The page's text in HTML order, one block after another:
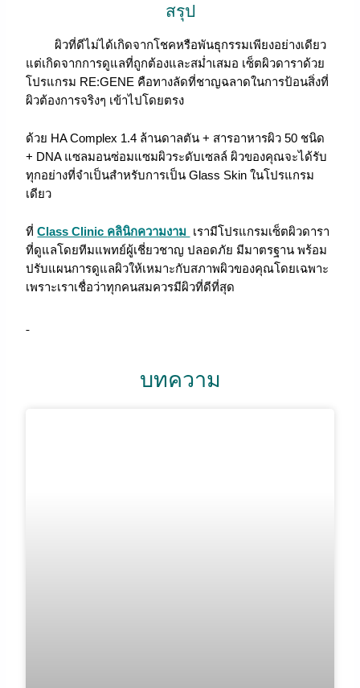
สรุป
ผิวที่ดีไม่ได้เกิดจากโชคหรือพันธุกรรมเพียงอย่างเดียว
แต่เกิดจากการดูแลที่ถูกต้องและสม่ำเสมอ เซ็ตผิวดาราด้วย
โปรแกรม RE:GENE คือทางลัดที่ชาญฉลาดในการป้อนสิ่งที่
ผิวต้องการจริงๆ เข้าไปโดยตรง
ด้วย HA Complex 1.4 ล้านดาลตัน + สารอาหารผิว 50 ชนิด
+ DNA แซลมอนซ่อมแซมผิวระดับเซลล์ ผิวของคุณจะได้รับ
ทุกอย่างที่จำเป็นสำหรับการเป็น Glass Skin ในโปรแกรม
เดียว
ที่Class Clinic คลินิกความงาม เรามีโปรแกรมเซ็ตผิวดารา
ที่ดูแลโดยทีมแพทย์ผู้เชี่ยวชาญ ปลอดภัย มีมาตรฐาน พร้อม
ปรับแผนการดูแลผิวให้เหมาะกับสภาพผิวของคุณโดยเฉพาะ
เพราะเราเชื่อว่าทุกคนสมควรมีผิวที่ดีที่สุด
บทความ